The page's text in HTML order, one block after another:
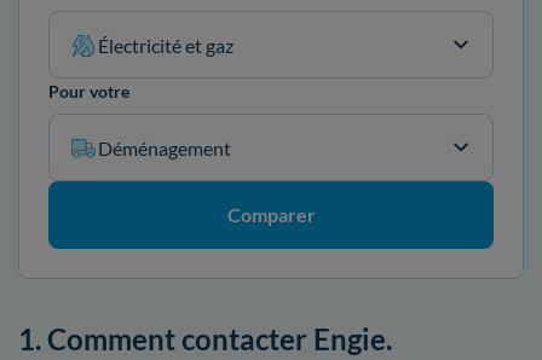
Électricité et gaz
Pour votre
Déménagement
Comparer
1. Comment contacter Engie.